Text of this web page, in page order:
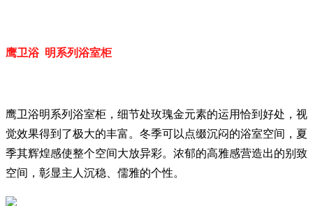
鹰卫浴 明系列浴室柜
鹰卫浴明系列浴室柜，细节处玫瑰金元素的运用恰到好处，视
觉效果得到了极大的丰富。冬季可以点缀沉闷的浴室空间，夏
季其辉煌感使整个空间大放异彩。浓郁的高雅感营造出的别致
空间，彰显主人沉稳、儒雅的个性。